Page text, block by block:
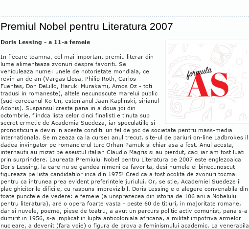
Premiul Nobel pentru Literatura 2007
Doris Lessing - a 11-a femeie
In fiecare toamna, cel mai important premiu literar din
lume alimenteaza zvonuri despre favoriti. Se
vehiculeaza nume: unele de notorietate mondiala, ce
revin an de an (Vargas Llosa, Philip Roth, Carlos
Fuentes, Don DeLillo, Haruki Murakami, Amos Oz - toti
tradusi in romaneste), altele necunoscute marelui public
(sud-coreeanul Ko Un, estonianul Jaan Kaplinski, sirianul
Adonis). Suspansul creste pana in a doua joi din
octombrie, fiindca lista celor cinci finalisti e tinuta sub
secret ermetic de Academia Suedeza, iar speculatiile si
pronosticurile devin in aceste conditii un fel de joc de societate pentru mass-media
internationala. Se mizeaza ca la curse: anul trecut, site-ul de pariuri on-line Ladbrokes il
dadea invingator pe romancierul turc Orhan Pamuk si chiar asa a fost. Anul acesta,
internautii au mizat pe eseistul italian Claudio Magris si au pierdut, caci iar am fost luati
prin surprindere. Laureata Premiului Nobel pentru Literatura pe 2007 este englezoaica
Doris Lessing, la care nu se gandea nimeni ca favorita, desi numele ei binecunoscut
figureaza pe lista candidatilor inca din 1975! Cred ca a fost ocolita de zvonuri tocmai
pentru ca intrunea prea evident preferintele juriului. Or, se stie, Academiei Suedeze ii
plac ghicitorile dificile, cu raspuns imprevizibil. Doris Lessing e o alegere convenabila din
toate punctele de vedere: e femeie (a unsprezecea din istoria de 106 ani a Nobelului
pentru literatura), are o opera foarte vasta - peste 60 de titluri, in majoritate romane,
dar si nuvele, poeme, piese de teatru, a avut un parcurs politic activ comunist, pana s-a
dumirit in 1956, s-a implicat in lupta anticoloniala africana, a militat impotriva armelor
nucleare, a devenit (fara voie) o figura de prova a feminismului academic. La venerabila